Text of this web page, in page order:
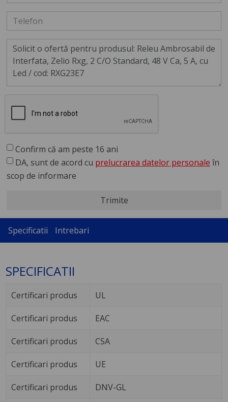
Confirm că am peste 16 ani
DA, sunt de acord cu prelucrarea datelor personale în
scop de informare
Trimite
Specificatii Intrebari
SPECIFICATII
Certificari produs UL
Certificari produs EAC
Certificari produs CSA
Certificari produs UE
Certificari produs DNV-GL